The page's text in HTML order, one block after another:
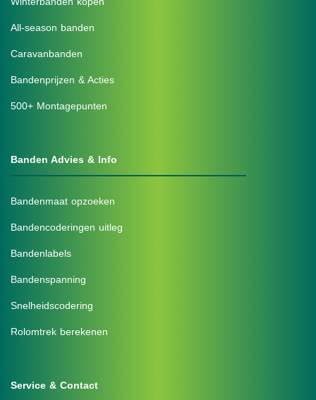
All-season banden
Caravanbanden
Bandenprijzen & Acties
500+ Montagepunten
Banden Advies & Info
Bandenmaat opzoeken
Bandencoderingen uitleg
Bandenlabels
Bandenspanning
Snelheidscodering
Rolomtrek berekenen
Service & Contact